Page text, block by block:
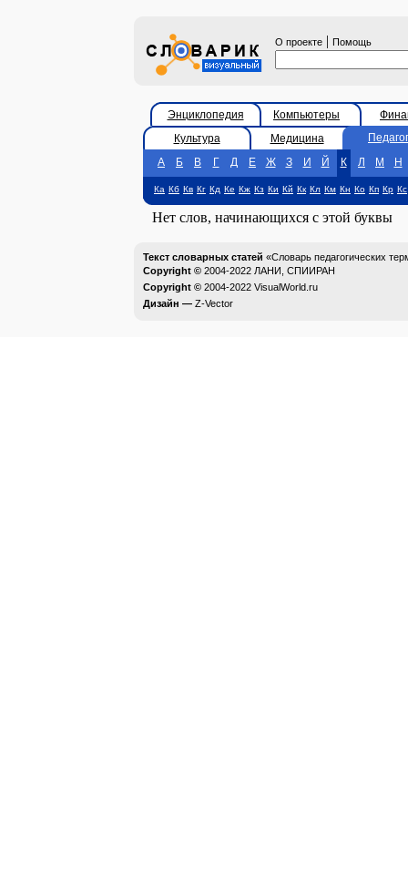
О проекте | Помощь
Энциклопедия Компьютеры
Культура
Медицина
А
Б В Г Д Е Ж З И Й К Л М Н
Ка Кб Кв Кг Кд Ке Кж Кз Ки Кй Кк Кл Км Кн Ко Кп Кр Кс
Нет слов, начинающихся с этой буквы
Текст словарных статей «Словарь педагогических
Copyright © 2004-2022 ЛАНИ, СПИИРАН
Copyright © 2004-2022 VisualWorld.ru
Дизайн — Z-Vector